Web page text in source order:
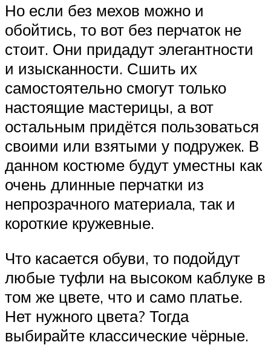
Но если без мехов можно и
обойтись, то вот без перчаток не
стоит. Они придадут элегантности
и изысканности. Сшить их
самостоятельно смогут только
настоящие мастерицы, а вот
остальным придётся пользоваться
своими или взятыми у подружек. В
данном костюме будут уместны как
очень длинные перчатки из
непрозрачного материала, так и
короткие кружевные.
Что касается обуви, то подойдут
любые туфли на высоком каблуке в
том же цвете, что и само платье.
Нет нужного цвета? Тогда
выбирайте классические чёрные.